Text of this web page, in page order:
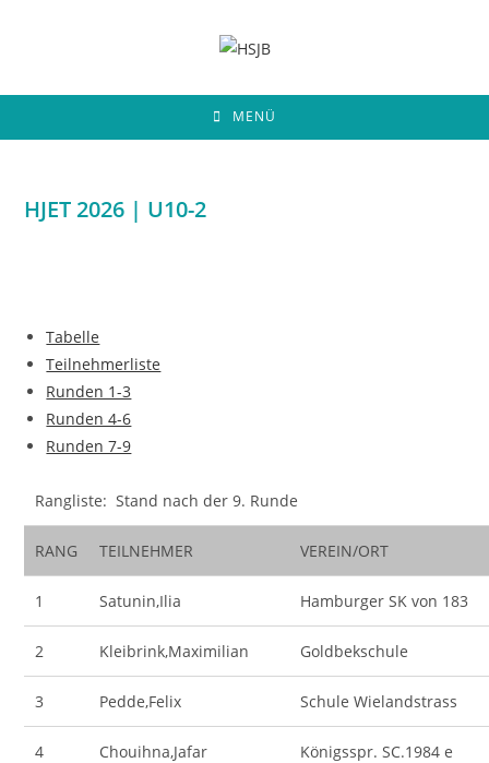
MENÜ
HJET 2026 | U10-2
Tabelle
Teilnehmerliste
Runden 1-3
Runden 4-6
Runden 7-9
Rangliste: Stand nach der 9. Runde
RANG TEILNEHMER VEREIN/ORT
1 Satunin,Ilia Hamburger SK von 183
2 Kleibrink,Maximilian Goldbekschule
3 Pedde,Felix Schule Wielandstrass
4 Chouihna,Jafar Königsspr. SC.1984 e